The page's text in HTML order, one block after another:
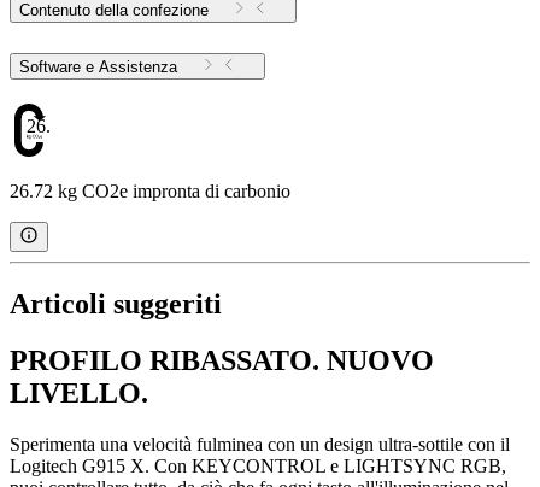
Contenuto della confezione
Software e Assistenza
26.72
26.72 kg CO2e impronta di carbonio
Articoli suggeriti
PROFILO RIBASSATO. NUOVO
LIVELLO.
Sperimenta una velocità fulminea con un design ultra-sottile con il
Logitech G915 X. Con KEYCONTROL e LIGHTSYNC RGB,